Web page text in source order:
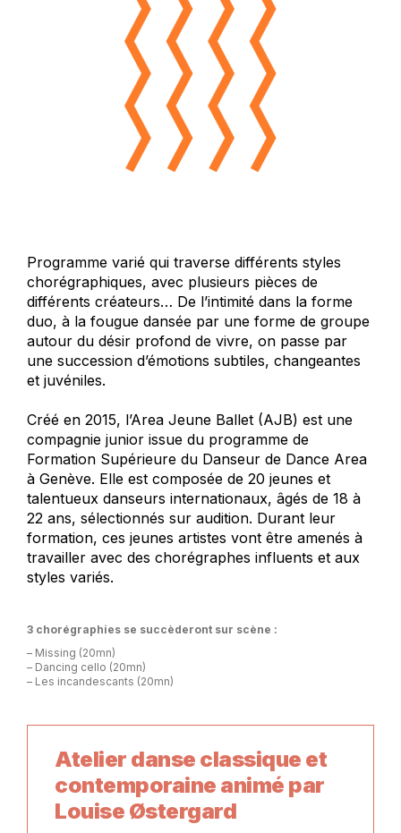
Programme varié qui traverse différents styles
chorégraphiques, avec plusieurs pièces de
différents créateurs… De l’intimité dans la forme
duo, à la fougue dansée par une forme de groupe
autour du désir profond de vivre, on passe par
une succession d’émotions subtiles, changeantes
et juvéniles.
Créé en 2015, l’Area Jeune Ballet (AJB) est une
compagnie junior issue du programme de
Formation Supérieure du Danseur de Dance Area
à Genève. Elle est composée de 20 jeunes et
talentueux danseurs internationaux, âgés de 18 à
22 ans, sélectionnés sur audition. Durant leur
formation, ces jeunes artistes vont être amenés à
travailler avec des chorégraphes influents et aux
styles variés.
3 chorégraphies se succèderont sur scène :
– Missing (20mn)
– Dancing cello (20mn)
– Les incandescants (20mn)
Atelier danse classique et
contemporaine animé par
Louise Østergard